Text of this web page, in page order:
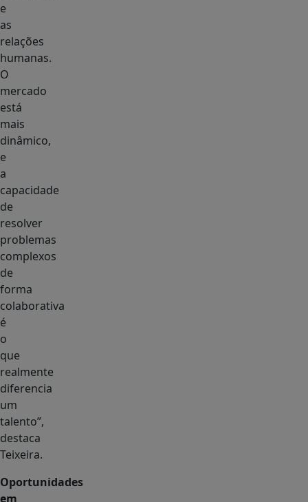
e
as
relações
humanas.
O
mercado
está
mais
dinâmico,
e
a
capacidade
de
resolver
problemas
complexos
de
forma
colaborativa
é
o
que
realmente
diferencia
um
talento”,
destaca
Teixeira.
Oportunidades
em